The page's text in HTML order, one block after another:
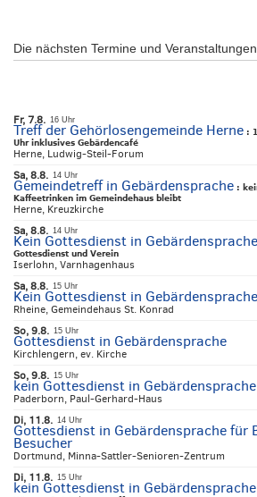
Die nächsten Termine und Veranstaltungen
Fr, 7.8. 16 Uhr
Treff der Gehörlosengemeinde Herne :
Uhr inklusives Gebärdencafé
Herne, Ludwig-Steil-Forum
Sa, 8.8. 14 Uhr
Gemeindetreff in Gebärdensprache :
Kaffeetrinken im Gemeindehaus bleibt
Herne, Kreuzkirche
Sa, 8.8. 14 Uhr
Kein Gottesdienst in Gebärdensprache
Gottesdienst und Verein
Iserlohn, Varnhagenhaus
Sa, 8.8. 15 Uhr
Kein Gottesdienst in Gebärdensprache
Rheine, Gemeindehaus St. Konrad
So, 9.8. 15 Uhr
Gottesdienst in Gebärdensprache
Kirchlengern, ev. Kirche
So, 9.8. 15 Uhr
kein Gottesdienst in Gebärdensprache
Paderborn, Paul-Gerhard-Haus
Di, 11.8. 14 Uhr
Gottesdienst in Gebärdensprache für
Besucher
Dortmund, Minna-Sattler-Senioren-Zentrum
Di, 11.8. 15 Uhr
kein Gottesdienst in Gebärdensprache